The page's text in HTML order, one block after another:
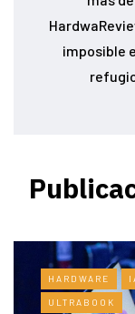
imposible
HARDWARE
ULTRABOOK